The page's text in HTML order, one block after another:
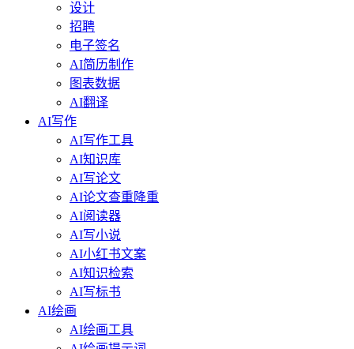
设计
招聘
电子签名
AI简历制作
图表数据
AI翻译
AI写作
AI写作工具
AI知识库
AI写论文
AI论文查重降重
AI阅读器
AI写小说
AI小红书文案
AI知识检索
AI写标书
AI绘画
AI绘画工具